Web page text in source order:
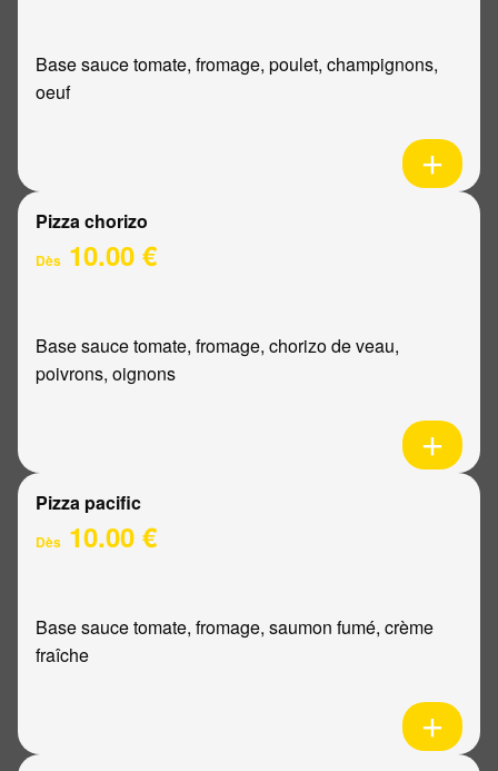
Base sauce tomate, fromage, poulet, champignons,
oeuf
Pizza chorizo
Dès 10.00 €
Base sauce tomate, fromage, chorizo de veau,
poivrons, oignons
Pizza pacific
Dès 10.00 €
Base sauce tomate, fromage, saumon fumé, crème
fraîche